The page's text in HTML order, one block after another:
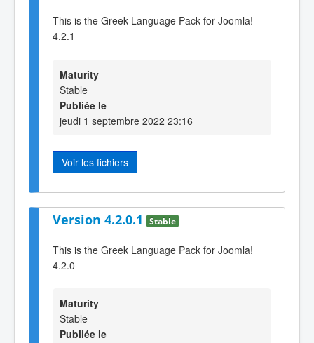
This is the Greek Language Pack for Joomla!
4.2.1
Maturity
Stable
Publiée le
jeudi 1 septembre 2022 23:16
Voir les fichiers
Version 4.2.0.1 Stable
This is the Greek Language Pack for Joomla!
4.2.0
Maturity
Stable
Publiée le